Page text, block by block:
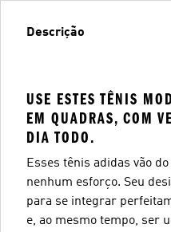
Descrição
USE ESTES TÊNIS
EM QUADRAS, COM
DIA TODO.
Esses tênis adidas vão
nenhum esforço. Seu
para se integrar
e, ao mesmo tempo, ser